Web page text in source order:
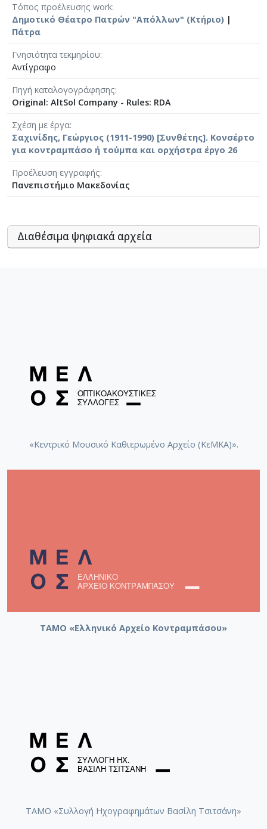
Τόπος προέλευσης work
Δημοτικό Θέατρο Πατρών "Απόλλων" (Κτήριο) |
Πάτρα
Γνησιότητα τεκμηρίου
Αντίγραφο
Πηγή καταλογογράφησης
Original: AltSol Company - Rules: RDA
Σχέση με έργα
Σαχινίδης, Γεώργιος (1911-1990) [Συνθέτης]. Κονσέρτο
για κοντραμπάσο ή τούμπα και ορχήστρα έργο 26
Προέλευση εγγραφής
Πανεπιστήμιο Μακεδονίας
Διαθέσιμα ψηφιακά αρχεία
«Κεντρικό Μουσικό Καθιερωμένο Αρχείο (ΚεΜΚΑ)».
ΤΑΜΟ «Ελληνικό Αρχείο Κοντραμπάσου»
ΤΑΜΟ «Συλλογή Ηχογραφημάτων Βασίλη Τσιτσάνη»